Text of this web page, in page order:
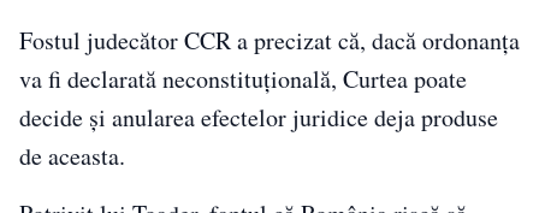
Fostul judecător CCR a precizat că, dacă ordonanța
va fi declarată neconstituțională, Curtea poate
decide și anularea efectelor juridice deja produse
de aceasta.